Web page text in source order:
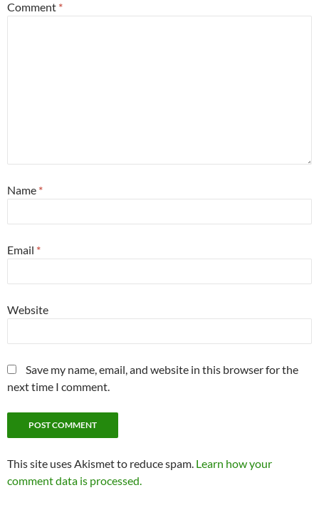
Comment *
Name *
Email *
Website
Save my name, email, and website in this browser for the
next time I comment.
This site uses Akismet to reduce spam. Learn how your
comment data is processed.